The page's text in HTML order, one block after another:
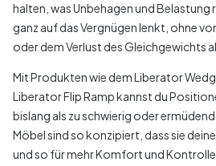
halten, was Unbehagen und Belastung
ganz auf das Vergnügen lenkt, ohne
oder dem Verlust des Gleichgewichts
Mit Produkten wie dem Liberator
Liberator Flip Ramp kannst du
bislang als zu schwierig oder
Möbel sind so konzipiert, dass sie
und so für mehr Komfort und